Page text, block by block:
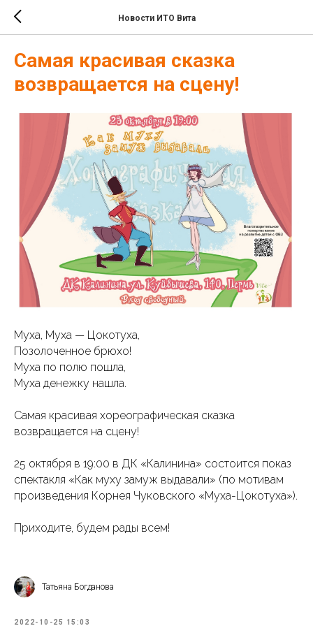
Новости ИТО Вита
Самая красивая сказка
возвращается на сцену!
Муха, Муха — Цокотуха,
Позолоченное брюхо!
Муха по полю пошла,
Муха денежку нашла.
Самая красивая хореографическая сказка
возвращается на сцену!
25 октября в 19:00 в ДК «Калинина» состоится показ
спектакля «Как муху замуж выдавали» (по мотивам
произведения Корнея Чуковского «Муха-Цокотуха»).
Приходите, будем рады всем!
Татьяна Богданова
2022-10-25 15:03